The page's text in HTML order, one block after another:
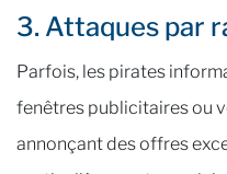
3. Attaques par
Parfois, les pirates
fenêtres publicitaires ou
annonçant des offres